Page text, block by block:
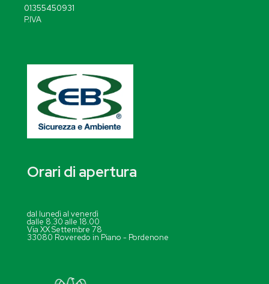
01355450931
P.IVA
Orari di apertura
dal lunedì al venerdì
dalle 8.30 alle 18.00
Via XX Settembre 78
33080 Roveredo in Piano - Pordenone